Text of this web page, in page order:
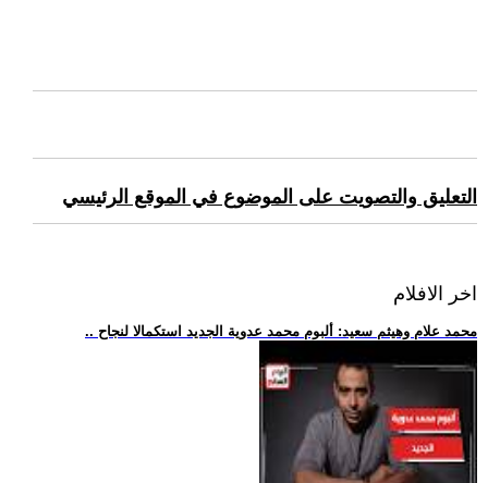
التعليق والتصويت على الموضوع في الموقع الرئيسي
اخر الافلام
.. محمد علام وهيثم سعيد: ألبوم محمد عدوية الجديد استكمالا لنجاح